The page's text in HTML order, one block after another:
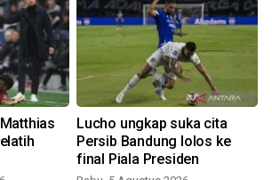
Lucho ungkap suka cita
Persib Bandung lolos ke
final Piala Presiden